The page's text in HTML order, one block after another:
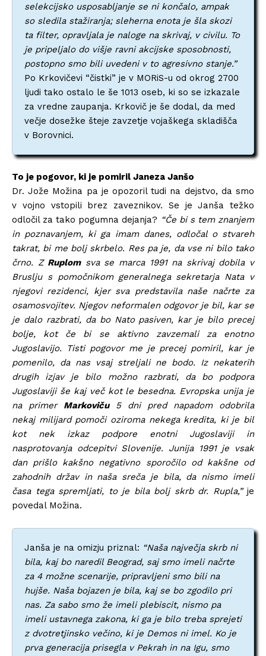
selekcijsko usposabljanje se ni končalo, ampak
so sledila stažiranja; sleherna enota je šla skozi
ta filter, opravljala je naloge na skrivaj, v civilu. To
je pripeljalo do višje ravni akcijske sposobnosti,
postopno smo bili uvedeni v to agresivno stanje.”
Po Krkovičevi “čistki” je v MORiS-u od okrog 2700
ljudi tako ostalo le še 1013 oseb, ki so se izkazale
za vredne zaupanja. Krkovič je še dodal, da med
večje dosežke šteje zavzetje vojaškega skladišča
v Borovnici.
To je pogovor, ki je pomiril Janeza Janšo
Dr. Jože Možina pa je opozoril tudi na dejstvo, da smo
v vojno vstopili brez zaveznikov. Se je Janša težko
odločil za tako pogumna dejanja? “Če bi s tem znanjem
in poznavanjem, ki ga imam danes, odločal o stvareh
takrat, bi me bolj skrbelo. Res pa je, da vse ni bilo tako
črno. Z Ruplomsva se marca 1991 na skrivaj dobila v
Bruslju s pomočnikom generalnega sekretarja Nata v
njegovi rezidenci, kjer sva predstavila naše načrte za
osamosvojitev. Njegov neformalen odgovor je bil, kar se
je dalo razbrati, da bo Nato pasiven, kar je bilo precej
bolje, kot če bi se aktivno zavzemali za enotno
Jugoslavijo. Tisti pogovor me je precej pomiril, kar je
pomenilo, da nas vsaj streljali ne bodo. Iz nekaterih
drugih izjav je bilo možno razbrati, da bo podpora
Jugoslaviji še kaj več kot le besedna. Evropska unija je
na primer Markoviču5 dni pred napadom odobrila
nekaj milijard pomoči oziroma nekega kredita, ki je bil
kot nek izkaz podpore enotni Jugoslaviji in
nasprotovanja odcepitvi Slovenije. Junija 1991 je vsak
dan prišlo kakšno negativno sporočilo od kakšne od
zahodnih držav in naša sreča je bila, da nismo imeli
časa tega spremljati, to je bila bolj skrb dr. Rupla,”je
povedal Možina.
Janša je na omizju priznal: “Naša največja skrb ni
bila, kaj bo naredil Beograd, saj smo imeli načrte
za 4 možne scenarije, pripravljeni smo bili na
hujše. Naša bojazen je bila, kaj se bo zgodilo pri
nas. Za sabo smo že imeli plebiscit, nismo pa
imeli ustavnega zakona, ki ga je bilo treba sprejeti
z dvotretjinsko večino, ki je Demos ni imel. Ko je
prva generacija prisegla v Pekrah in na Igu, smo